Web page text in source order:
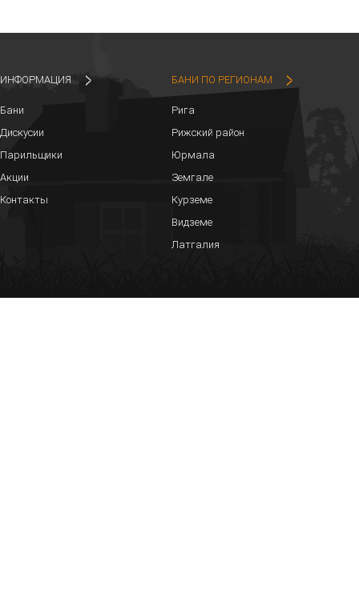
ИНФОРМАЦИЯ
Бани
Дискусии
Парильщики
Акции
Контакты
БАНИ ПО РЕГИОНАМ
Рига
Рижский район
Юрмала
Земгале
Курземе
Видземе
Латгалия